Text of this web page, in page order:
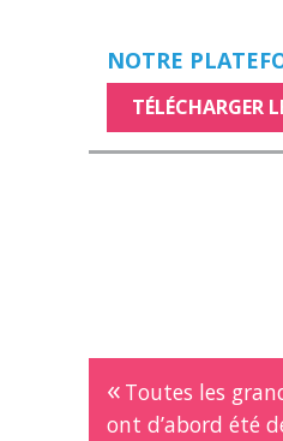
NOTRE
TÉLÉCHARGER
Toutes les
ont d’abord été